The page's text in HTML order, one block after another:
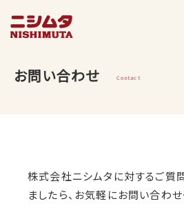
お問い合わせ Contact
株式会社ニシムタに対するご質
ましたら、お気軽にお問い合わせ